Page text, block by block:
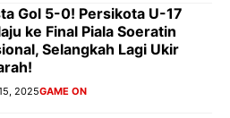
Gol 5-0! Persikota U-17
ke Final Piala Soeratin
Selangkah Lagi Ukir
2025GAME ON